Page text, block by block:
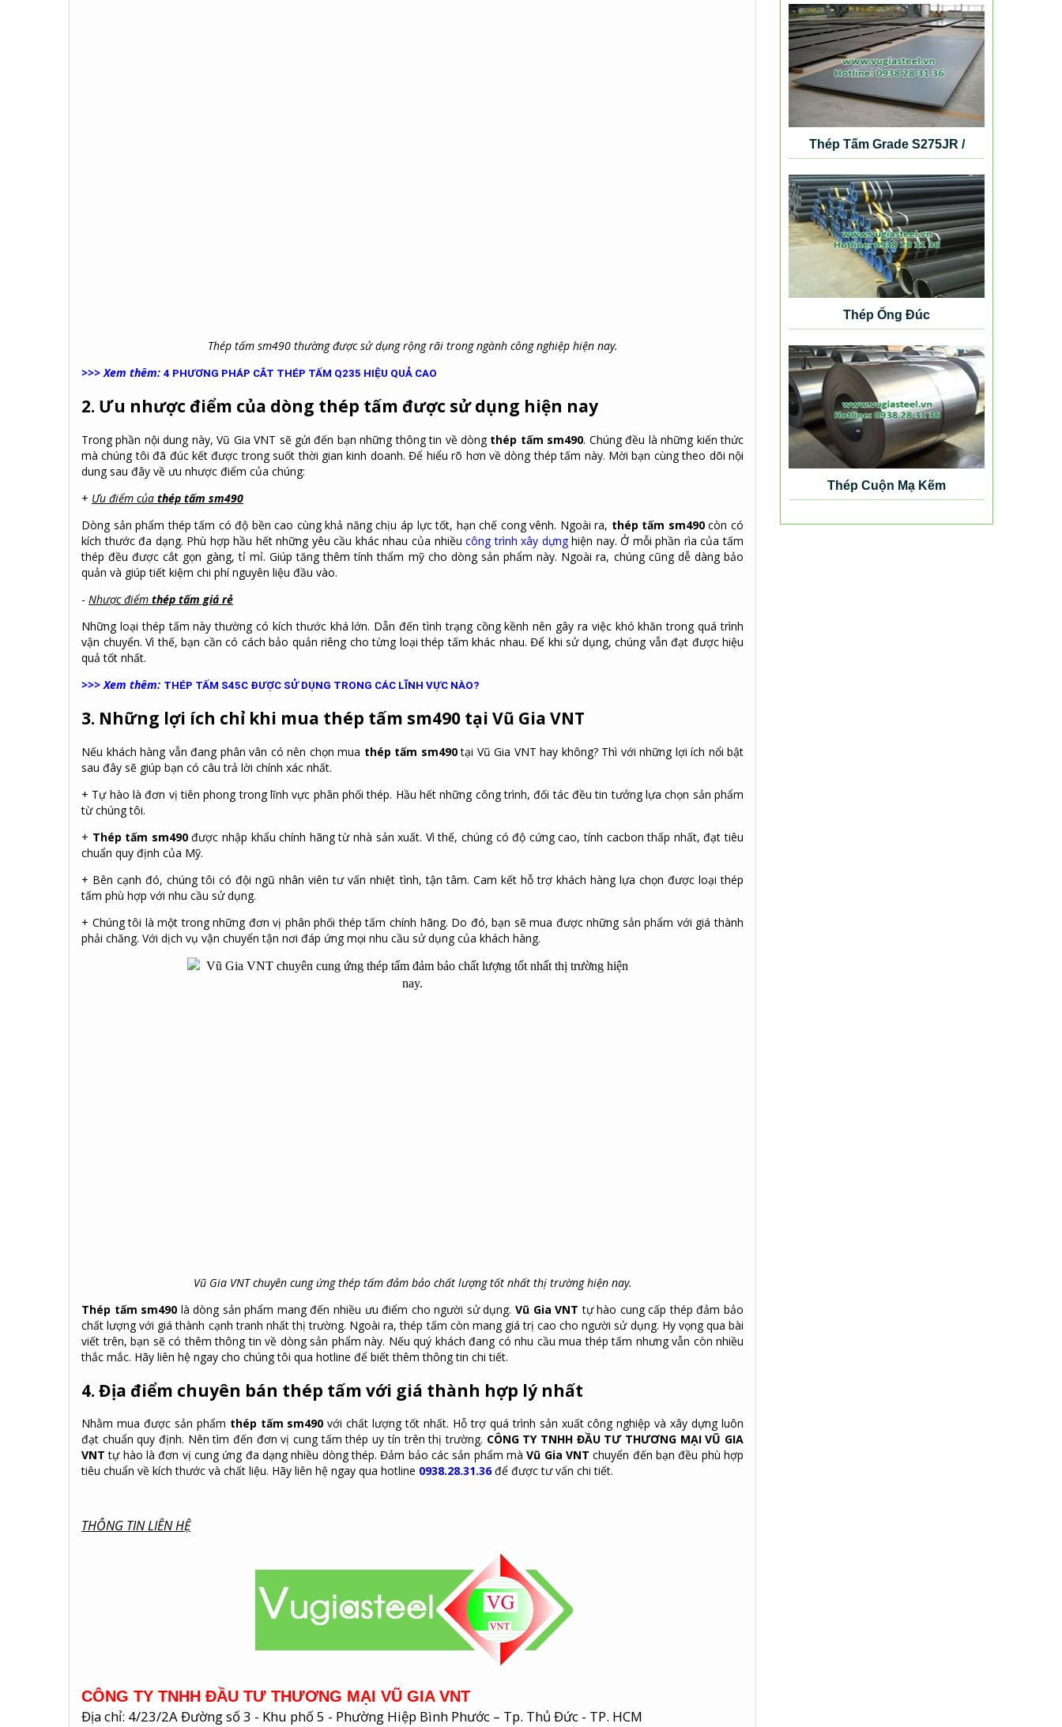
Thép tấm sm490 thường được sử dụng rộng rãi trong ngành công nghiệp hiện nay.
>>> Xem thêm: 4 PHƯƠNG PHÁP CẮT THÉP TẤM Q235 HIỆU QUẢ CAO
2. Ưu nhược điểm của dòng thép tấm được sử dụng hiện nay
Trong phần nội dung này, Vũ Gia VNT sẽ gửi đến bạn những thông tin về dòng thép tấm sm490. Chúng đều là những kiến thức
mà chúng tôi đã đúc kết được trong suốt thời gian kinh doanh. Để hiểu rõ hơn về dòng thép tấm này. Mời bạn cùng theo dõi nội
dung sau đây về ưu nhược điểm của chúng:
+ Ưu điểm của thép tấm sm490
Dòng sản phẩm thép tấm có độ bền cao cùng khả năng chịu áp lực tốt, hạn chế cong vênh. Ngoài ra, thép tấm sm490còn có
kích thước đa dạng. Phù hợp hầu hết những yêu cầu khác nhau của nhiềucông trình xây dựnghiện nay. Ở mỗi phần rìa của tấm
thép đều được cắt gọn gàng, tỉ mỉ. Giúp tăng thêm tính thẩm mỹ cho dòng sản phẩm này. Ngoài ra, chúng cũng dễ dàng bảo
quản và giúp tiết kiệm chi phí nguyên liệu đầu vào.
- Nhược điểm thép tấm giá rẻ
Những loại thép tấm này thường có kích thước khá lớn. Dẫn đến tình trạng cồng kềnh nên gây ra việc khó khăn trong quá trình
vận chuyển. Vì thế, bạn cần có cách bảo quản riêng cho từng loại thép tấm khác nhau. Để khi sử dụng, chúng vẫn đạt được hiệu
quả tốt nhất.
>>> Xem thêm: THÉP TẤM S45C ĐƯỢC SỬ DỤNG TRONG CÁC LĨNH VỰC NÀO?
3. Những lợi ích chỉ khi mua thép tấm sm490 tại Vũ Gia VNT
Nếu khách hàng vẫn đang phân vân có nên chọn mua thép tấm sm490tại Vũ Gia VNT hay không? Thì với những lợi ích nổi bật
sau đây sẽ giúp bạn có câu trả lời chính xác nhất.
+ Tự hào là đơn vị tiên phong trong lĩnh vực phân phối thép. Hầu hết những công trình, đối tác đều tin tưởng lựa chọn sản phẩm
từ chúng tôi.
+ Thép tấm sm490được nhập khẩu chính hãng từ nhà sản xuất. Vì thế, chúng có độ cứng cao, tính cacbon thấp nhất, đạt tiêu
chuẩn quy định của Mỹ.
+ Bên cạnh đó, chúng tôi có đội ngũ nhân viên tư vấn nhiệt tình, tận tâm. Cam kết hỗ trợ khách hàng lựa chọn được loại thép
tấm phù hợp với nhu cầu sử dụng.
+ Chúng tôi là một trong những đơn vị phân phối thép tấm chính hãng. Do đó, bạn sẽ mua được những sản phẩm với giá thành
phải chăng. Với dịch vụ vận chuyển tận nơi đáp ứng mọi nhu cầu sử dụng của khách hàng.
Vũ Gia VNT chuyên cung ứng thép tấm đảm bảo chất lượng tốt nhất thị trường hiện nay.
Thép tấm sm490 là dòng sản phẩm mang đến nhiều ưu điểm cho người sử dụng. Vũ Gia VNT tự hào cung cấp thép đảm bảo
chất lượng với giá thành cạnh tranh nhất thị trường. Ngoài ra, thép tấm còn mang giá trị cao cho người sử dụng. Hy vọng qua bài
viết trên, bạn sẽ có thêm thông tin về dòng sản phẩm này. Nếu quý khách đang có nhu cầu mua thép tấm nhưng vẫn còn nhiều
thắc mắc. Hãy liên hệ ngay cho chúng tôi qua hotline để biết thêm thông tin chi tiết.
4. Địa điểm chuyên bán thép tấm với giá thành hợp lý nhất
Nhằm mua được sản phẩm thép tấm sm490 với chất lượng tốt nhất. Hỗ trợ quá trình sản xuất công nghiệp và xây dựng luôn
đạt chuẩn quy định. Nên tìm đến đơn vị cung tấm thép uy tín trên thị trường. CÔNG TY TNHH ĐẦU TƯ THƯƠNG MẠI VŨ GIA
VNT tự hào là đơn vị cung ứng đa dạng nhiều dòng thép. Đảm bảo các sản phẩm màVũ Gia VNT chuyển đến bạn đều phù hợp
tiêu chuẩn về kích thước và chất liệu. Hãy liên hệ ngay qua hotline 0938.28.31.36để được tư vấn chi tiết.
THÔNG TIN LIÊN HỆ
CÔNG TY TNHH ĐẦU TƯ THƯƠNG MẠI VŨ GIA VNT
Địa chỉ: 4/23/2A Đường số 3 - Khu phố 5 - Phường Hiệp Bình Phước – Tp. Thủ Đức - TP. HCM
Thép Tấm Grade S275JR /
S355K2G4 / S420N / S460NL /
SB410 / SB450 / SM490 / SM520
Thép Ống Đúc
Thép Cuộn Mạ Kẽm